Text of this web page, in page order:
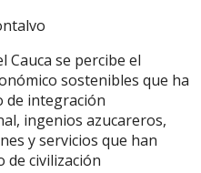
Cauca se percibe el
sostenibles que ha
de integración
ingenios azucareros,
y servicios que han
civilización